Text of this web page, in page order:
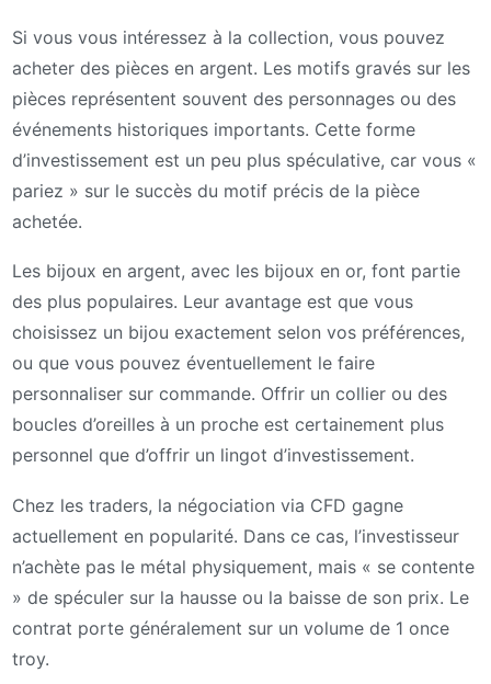
Si vous vous intéressez à la collection, vous pouvez
acheter des pièces en argent. Les motifs gravés sur les
pièces représentent souvent des personnages ou des
événements historiques importants. Cette forme
d’investissement est un peu plus spéculative, car vous «
pariez » sur le succès du motif précis de la pièce
achetée.
Les bijoux en argent, avec les bijoux en or, font partie
des plus populaires. Leur avantage est que vous
choisissez un bijou exactement selon vos préférences,
ou que vous pouvez éventuellement le faire
personnaliser sur commande. Offrir un collier ou des
boucles d’oreilles à un proche est certainement plus
personnel que d’offrir un lingot d’investissement.
Chez les traders, la négociation via CFD gagne
actuellement en popularité. Dans ce cas, l’investisseur
n’achète pas le métal physiquement, mais « se contente
» de spéculer sur la hausse ou la baisse de son prix. Le
contrat porte généralement sur un volume de 1 once
troy.